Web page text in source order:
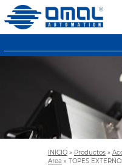
INICIO » Productos »
Area » TOPES